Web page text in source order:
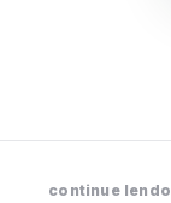
continue lendo